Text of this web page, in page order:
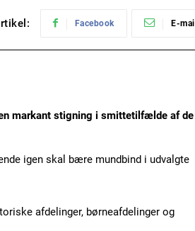
Facebook E-mail
markant stigning i smittetilfælde af de
igen skal bære mundbind i udvalgte
afdelinger, børneafdelinger og